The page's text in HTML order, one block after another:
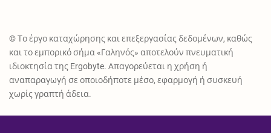
© Το έργο καταχώρησης και επεξεργασίας δεδομένων, καθώς
και το εμπορικό σήμα «Γαληνός» αποτελούν πνευματική
ιδιοκτησία της Ergobyte. Απαγορεύεται η χρήση ή
αναπαραγωγή σε οποιοδήποτε μέσο, εφαρμογή ή συσκευή
χωρίς γραπτή άδεια.